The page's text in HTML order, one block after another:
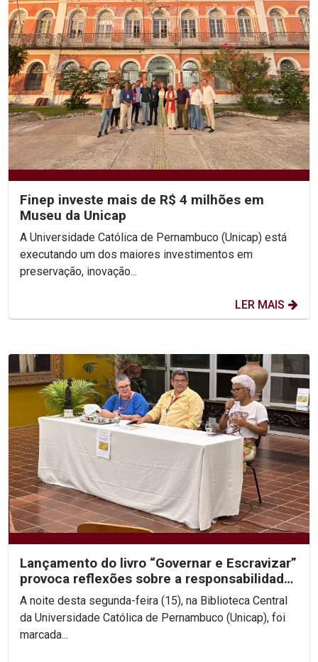
Finep investe mais de R$ 4 milhões em
Museu da Unicap
A Universidade Católica de Pernambuco (Unicap) está
executando um dos maiores investimentos em
preservação, inovação...
LER MAIS
Lançamento do livro “Governar e Escravizar”
provoca reflexões sobre a responsabilidade
histórica...
A noite desta segunda-feira (15), na Biblioteca Central
da Universidade Católica de Pernambuco (Unicap), foi
marcada...